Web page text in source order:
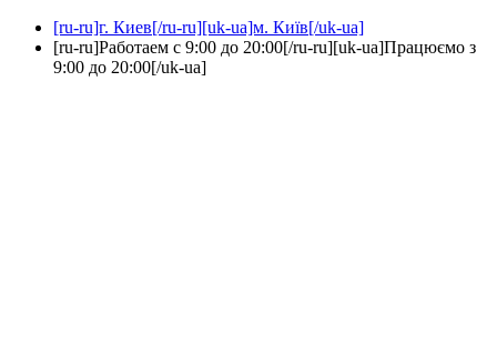
[ru-ru]г. Киев[/ru-ru][uk-ua]м. Київ[/uk-ua]
[ru-ru]Работаем с 9:00 до 20:00[/ru-ru][uk-ua]Працюємо з
9:00 до 20:00[/uk-ua]